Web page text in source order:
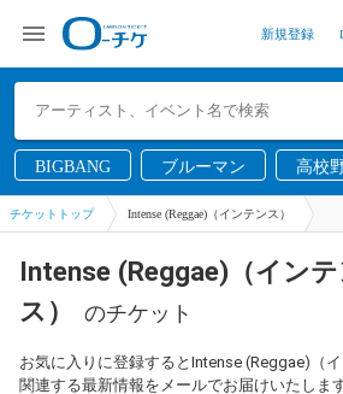
新規登録
BIGBANG ブルーマン 高校
チケットトップ Intense (Reggae)（インテンス）
Intense (Reggae)（インテ
ス）
のチケット
お気に入りに登録するとIntense (Reggae)（
関連する最新情報をメールでお届けいたします